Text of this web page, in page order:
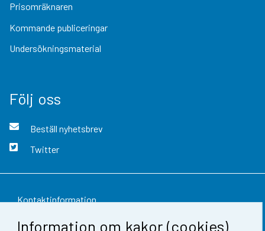
Information om kakor (cookies)
Prisomräknaren
Kommande publiceringar
Undersökningsmaterial
Följ oss
Beställ nyhetsbrev
Twitter
Kontaktinformation
Respons